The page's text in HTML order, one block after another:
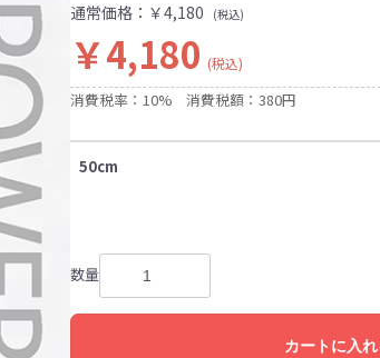
通常価格： ￥4,180 (税込)
￥4,180 (税込)
消費税率：10% 消費税額：380円
50cm
数量
カートに入れ